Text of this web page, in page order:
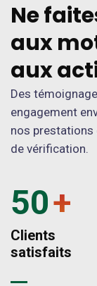
Ne
aux
aux
Des
engagement
nos prestations
de vérification.
50+
Clients
satisfaits